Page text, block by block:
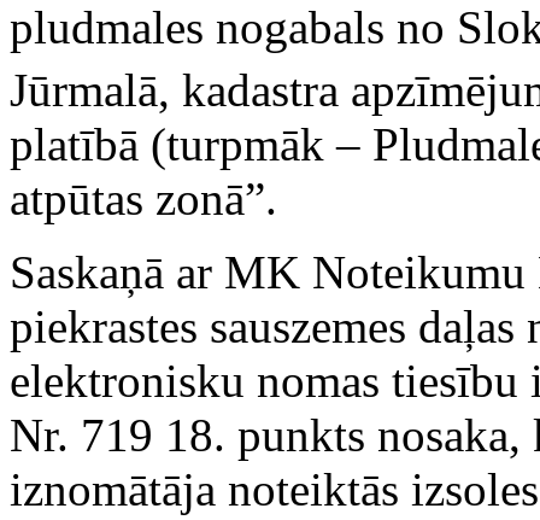
pludmales nogabals no
Jūrmalā, kadastra
platībā (turpmāk –
atpūtas zonā”.
Saskaņā ar MK
piekrastes sauszemes
elektronisku nomas
Nr. 719 18. punkts
iznomātāja noteiktās